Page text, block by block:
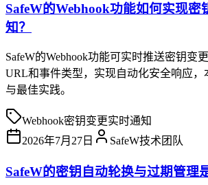
SafeW的Webhook功能如何实现密
知？
SafeW的Webhook功能可实时推送密钥变
URL和事件类型，实现自动化安全响应，
与最佳实践。
Webhook密钥变更实时通知
2026年7月27日
SafeW技术团队
SafeW的密钥自动轮换与过期管理